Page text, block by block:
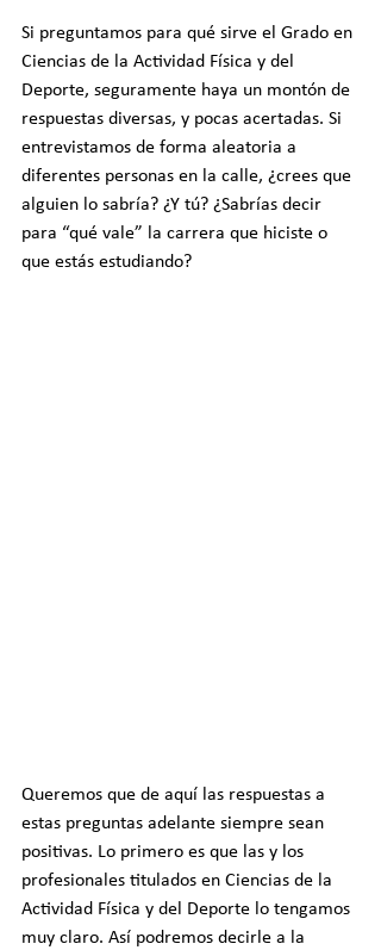
Si preguntamos para qué sirve el Grado en
Ciencias de la Actividad Física y del
Deporte, seguramente haya un montón de
respuestas diversas, y pocas acertadas. Si
entrevistamos de forma aleatoria a
diferentes personas en la calle, ¿crees que
alguien lo sabría? ¿Y tú? ¿Sabrías decir
para “qué vale” la carrera que hiciste o
que estás estudiando?
Queremos que de aquí las respuestas a
estas preguntas adelante siempre sean
positivas. Lo primero es que las y los
profesionales titulados en Ciencias de la
Actividad Física y del Deporte lo tengamos
muy claro. Así podremos decirle a la